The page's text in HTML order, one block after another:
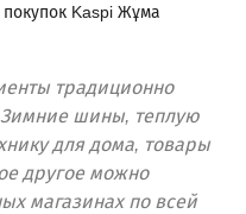
Kaspi Жұма
традиционно
шины, теплую
для дома, товары
другое можно
магазинах по всей